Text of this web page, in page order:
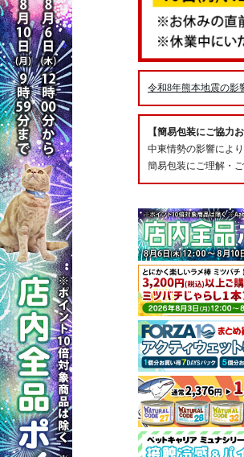
令和8年熊本地震の影
【簡易包装にご協力
中東情勢の影響によ
簡易包装にご理解・